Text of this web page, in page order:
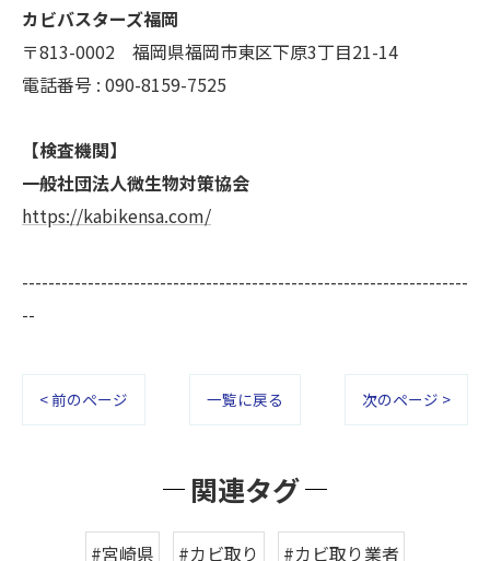
カビバスターズ福岡
〒813-0002 福岡県福岡市東区下原3丁目21-14
電話番号 : 090-8159-7525
【検査機関】
一般社団法人微生物対策協会
https://kabikensa.com/
--------------------------------------------------------------------
--
< 前のページ 一覧に戻る 次のページ >
関連タグ
#宮崎県 #カビ取り #カビ取り業者